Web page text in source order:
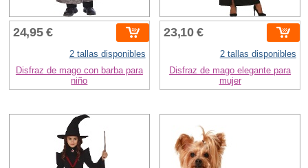
24,95 €
2 tallas disponibles
Disfraz de mago con barba para
niño
23,10 €
2 tallas disponibles
Disfraz de mago elegante para
mujer